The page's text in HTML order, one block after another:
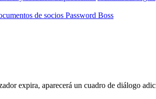
de socios Password Boss
expira, aparecerá un cuadro de diálogo